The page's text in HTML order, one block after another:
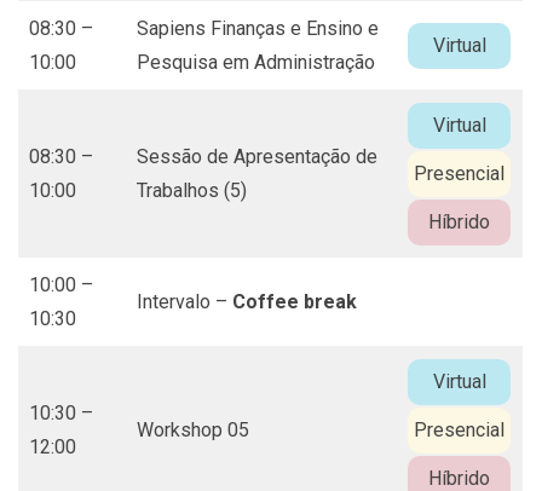
08:30 –
10:00
Sapiens Finanças e Ensino e
Pesquisa em Administração
Virtual
08:30 –
10:00
Sessão de Apresentação de
Trabalhos (5)
Virtual
Presencial
Híbrido
10:00 –
10:30
Intervalo – Coffee break
10:30 –
12:00
Workshop 05
Virtual
Presencial
Híbrido